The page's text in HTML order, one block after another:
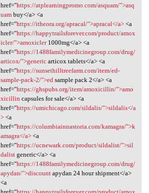
href="https://atplearningpromo.com/asquam/">asq
uambuy</a> <a
href="https://itheora.org/apracal/">apracal</a><a
href="https://happytrailsforever.com/product/amox
icler/">amoxicler1000mg</a> <a
href="https://1488familymedicinegroup.com/drug/
articox/">genericarticox tablets</a> <a
href="https://sunsethilltreefarm.com/item/ed-
sample-pack-2/">ed sample pack 2</a> <a
href="https://ghspubs.org/item/amoxicillin/">amo
xicillin capsules for sale</a> <a
href="https://umichicago.com/sildalis/">sildalis</a
><a
href="https://columbiainnastoria.com/kamagra/">k
amagra</a><a
href="https://ucnewark.com/product/sildalist/">sil
dalistgeneric</a> <a
href="https://1488familymedicinegroup.com/drug/
apydan/">discountapydan 24 hour shipment</a>
<a